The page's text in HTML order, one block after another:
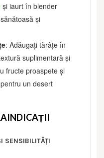
și iaurt în blender
și
: Adăugați tărâțe în
suplimentară și
fructe proaspete și
un desert
SENSIBILITĂȚI